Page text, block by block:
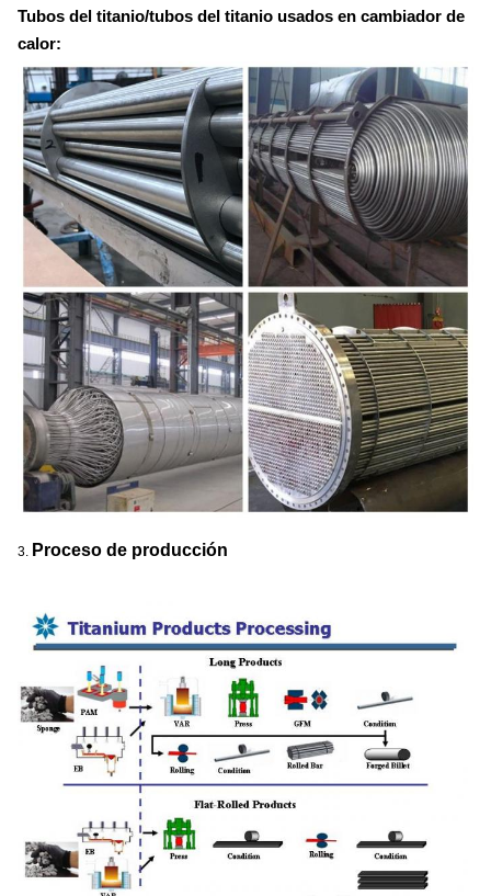
Tubos del titanio/tubos del titanio usados en cambiador de
calor:
3. Proceso de producción